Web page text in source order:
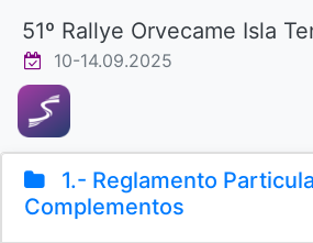
51º Rallye Orvecame Isla
10-14.09.2025
1.- Reglamento
Complementos